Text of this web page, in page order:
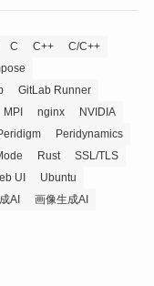
C C++
C/C++
GitLab Runner
MPI nginx
NVIDIA
Peridynamics
Rust
SSL/TLS
UI
Ubuntu
AI
画像生成AI